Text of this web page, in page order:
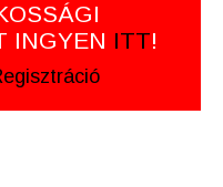
INGYEN ITT!